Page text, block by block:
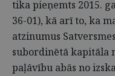
tika pieņemts 2015.
36-01), kā arī to, ka
atzinumus
subordinētā kapitāla
paļāvību abās no